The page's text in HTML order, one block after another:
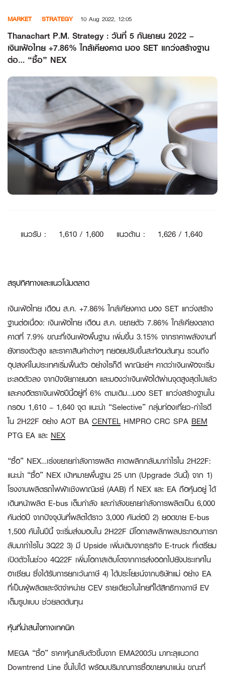
content
MARKET STRATEGY 10 Aug 2022, 12:05
Thanachart P.M. Strategy : วันที่ 5 กันยายน 2022 –
เงินเฟ้อไทย +7.86% ใกล้เคียงคาด มอง SET แกว่งสร้างฐาน
ต่อ… “ซื้อ” NEX
แนวรับ: 1,610 / 1,600 แนวต้าน : 1,626 / 1,640
สรุปทิศทางและแนวโน้มตลาด
เงินเฟ้อไทย เดือน ส.ค. +7.86% ใกล้เคียงคาด มอง SET แกว่งสร้าง
ฐานต่อเนื่อง: เงินเฟ้อไทย เดือน ส.ค. ขยายตัว 7.86% ใกล้เคียงตลาด
คาดที่ 7.9% ขณะที่เงินเฟ้อพื้นฐาน เพิ่มขึ้น 3.15% จากราคาพลังงานที่
ยังทรงตัวสูง และราคาสินค้าต่างๆ ทยอยปรับขึ้นสะท้อนต้นทุน รวมถึง
อุปสงค์ในประเทศเริ่มฟื้นตัว อย่างไรก็ดี พาณิชย์ฯ คาดว่าเงินเฟ้อจะเริ่ม
ชะลอตัวลง จากปัจจัยภายนอก และมองว่าเงินเฟ้อได้ผ่านจุดสูงสุดไปแล้ว
และคงอัตราเงินเฟ้อปีนี้อยู่ที่ 6% ตามเดิม…มอง SET แกว่งสร้างฐานใน
กรอบ 1,610 – 1,640 จุด แนะนำ “Selective” กลุ่มท่องเที่ยว-กำไรดี
ใน 2H22F อย่าง AOT BA CENTELHMPRO CRC SPA BEM
PTG EA และ NEX
“ซื้อ” NEX…เร่งขยายกำลังการผลิต คาดพลิกกลับมากำไรใน 2H22F:
แนะนำ “ซื้อ” NEX เป้าหมายพื้นฐาน 25 บาท (Upgrade วันนี้) จาก 1)
โรงงานผลิตรถไฟฟ้าเชิงพาณิชย์ (AAB) ที่ NEX และ EA ถือหุ้นอยู่ ได้
เดินหน้าผลิต E-bus เต็มกำลัง และกำลังขยายกำลังการผลิตเป็น 6,000
คันต่อปี จากปัจจุบันที่ผลิตได้ราว 3,000 คันต่อปี 2) ยอดขาย E-bus
1,500 คันในปีนี้ จะเริ่มส่งมอบใน 2H22F มีโอกาสพลิกผลประกอบการก
ลับมากำไรใน 3Q22 3) มี Upside เพิ่มเติมจากธุรกิจ E-truck ที่เตรียม
เปิดตัวในช่วง 4Q22F เพิ่มโอกาสเติบโตจากการส่งออกไปยังประเทศใน
อาเซียน ซึ่งได้รับการยกเว้นภาษี 4) ได้ประโยชน์จากบริษัทแม่ อย่าง EA
ที่เป็นผู้ผลิตและจัดจำหน่าย CEV รายเดียวในไทยที่ได้สิทธิทางภาษี EV
เต็มรูปแบบ ช่วยลดต้นทุน
หุ้นที่น่าสนใจทางเทคนิค
MEGA “ซื้อ” ราคาหุ้นกลับตัวขึ้นจาก EMA200วัน มาทะลุแนวกด
Downtrend Line ขึ้นไปได้ พร้อมปริมาณการซื้อขายหนาแน่น ขณะที่